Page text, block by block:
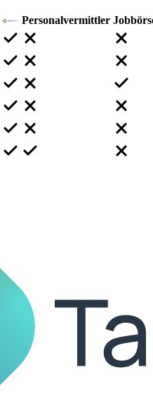
Personalvermittler